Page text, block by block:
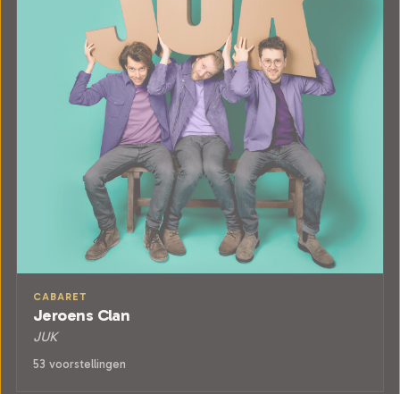
CABARET
Jeroens Clan
JUK
53 voorstellingen